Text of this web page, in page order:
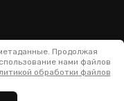
Продолжая
нами файлов
обработки файлов